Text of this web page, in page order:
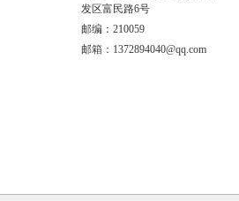
发区富民路6号
邮编：210059
邮箱：1372894040@qq.com